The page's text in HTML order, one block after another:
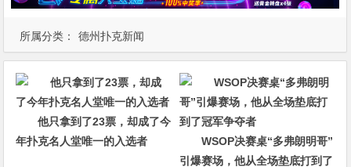
所属分类： 德州扑克新闻
他只拿到了23票，却成了今
年扑克名人堂唯一的入选者
WSOP决赛桌“多弗朗明哥”
引爆赛场，他从全场垫底打到了